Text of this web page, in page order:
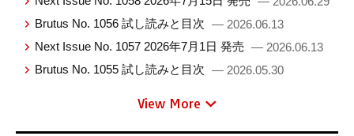
Brutus No. 1056 試し読みと目次 — 2026.06.13
Next Issue No. 1057 2026年7月1日 発売 — 2026.06.13
Brutus No. 1055 試し読みと目次 — 2026.05.30
View More